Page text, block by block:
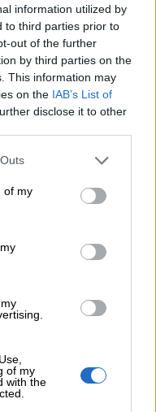
information utilized by
to third parties prior to
out of the further
by third parties on the
This information may
on the IAB’s List of
disclose it to other
of my
of my
with the
την εξέλιξη του
και δράσεις με
για το Πρόγραμμα
καμένων
μόλις μέρες
να μην ασφαλίζεται!